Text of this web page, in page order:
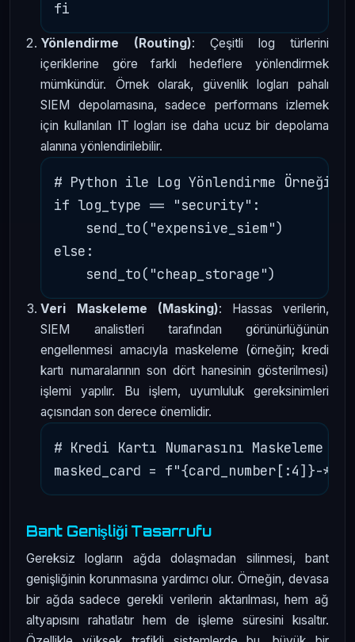
Yönlendirme (Routing): Çeşitli log türlerini
içeriklerine göre farklı hedeflere yönlendirmek
mümkündür. Örnek olarak, güvenlik logları pahalı
SIEM depolamasına, sadece performans izlemek
için kullanılan IT logları ise daha ucuz bir depolama
alanına yönlendirilebilir.
# Python ile Log Yönlendirme Örneği
if log_type == "security":
    send_to("expensive_siem")
else:
Veri Maskeleme (Masking): Hassas verilerin,
SIEM analistleri tarafından görünürlüğünün
engellenmesi amacıyla maskeleme (örneğin; kredi
kartı numaralarının son dört hanesinin gösterilmesi)
işlemi yapılır. Bu işlem, uyumluluk gereksinimleri
açısından son derece önemlidir.
# Kredi Kartı Numarasını Maskeleme
Bant Genişliği Tasarrufu
Gereksiz logların ağda dolaşmadan silinmesi, bant
genişliğinin korunmasına yardımcı olur. Örneğin, devasa
bir ağda sadece gerekli verilerin aktarılması, hem ağ
altyapısını rahatlatır hem de işleme süresini kısaltır.